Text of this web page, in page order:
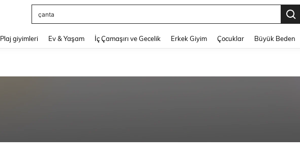
çanta
Plaj giyimleri Ev & Yaşam İç Çamaşırı ve Gecelik Erkek Giyim Çocuklar Büyük Beden